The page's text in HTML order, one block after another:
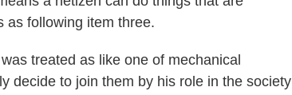
as following item three.
treated as like one of mechanical
decide to join them by his role in the society